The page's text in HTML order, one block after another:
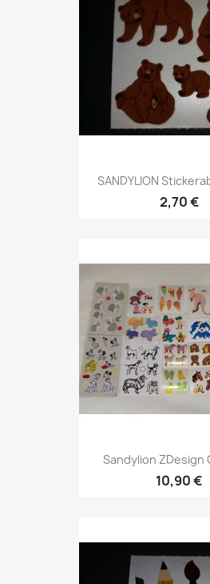
SANDYLION
2,70 €
Sandylion ZDesign
10,90 €